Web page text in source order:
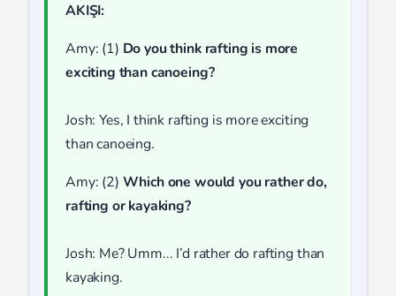
AKIŞI:
Amy: (1) Do you think rafting is more
exciting than canoeing?
Josh: Yes, I think rafting is more exciting
than canoeing.
Amy: (2) Which one would you rather do,
rafting or kayaking?
Josh: Me? Umm... I’d rather do rafting than
kayaking.